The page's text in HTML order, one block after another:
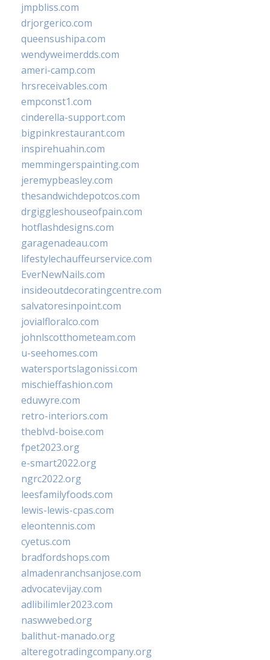
jmpbliss.com
drjorgerico.com
queensushipa.com
wendyweimerdds.com
ameri-camp.com
hrsreceivables.com
empconst1.com
cinderella-support.com
bigpinkrestaurant.com
inspirehuahin.com
memmingerspainting.com
jeremypbeasley.com
thesandwichdepotcos.com
drgiggleshouseofpain.com
hotflashdesigns.com
garagenadeau.com
lifestylechauffeurservice.com
EverNewNails.com
insideoutdecoratingcentre.com
salvatoresinpoint.com
jovialfloralco.com
johnlscotthometeam.com
u-seehomes.com
watersportslagonissi.com
mischieffashion.com
eduwyre.com
retro-interiors.com
theblvd-boise.com
fpet2023.org
e-smart2022.org
ngrc2022.org
leesfamilyfoods.com
lewis-lewis-cpas.com
eleontennis.com
cyetus.com
bradfordshops.com
almadenranchsanjose.com
advocatevijay.com
adlibilimler2023.com
naswwebed.org
balithut-manado.org
alteregotradingcompany.org